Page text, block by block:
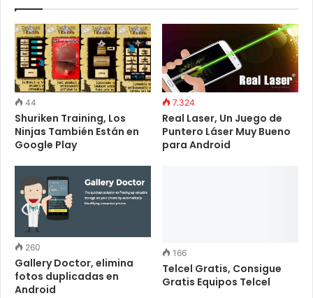
44
Shuriken Training, Los
Ninjas También Están en
Google Play
7.324
Real Laser, Un Juego de
Puntero Láser Muy Bueno
para Android
260
Gallery Doctor, elimina
fotos duplicadas en
Android
166
Telcel Gratis, Consigue
Gratis Equipos Telcel